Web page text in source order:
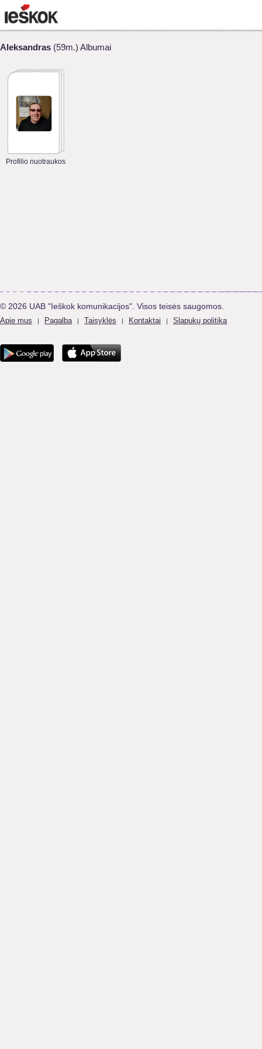
Aleksandras (59m.) Albumai
Profilio nuotraukos
© 2026 UAB "Ieškok komunikacijos". Visos teisės saugomos.
Apie mus | Pagalba | Taisyklės | Kontaktai | Slapukų politika